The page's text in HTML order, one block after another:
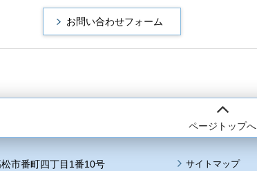
ページトップへ
市番町四丁目1番10号 サイトマップ